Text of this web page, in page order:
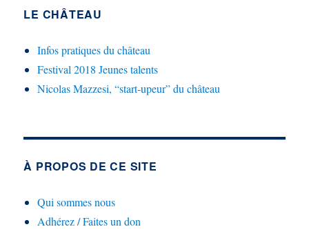
LE CHÂTEAU
Infos pratiques du château
Festival 2018 Jeunes talents
Nicolas Mazzesi, “start-upeur” du château
À PROPOS DE CE SITE
Qui sommes nous
Adhérez / Faites un don